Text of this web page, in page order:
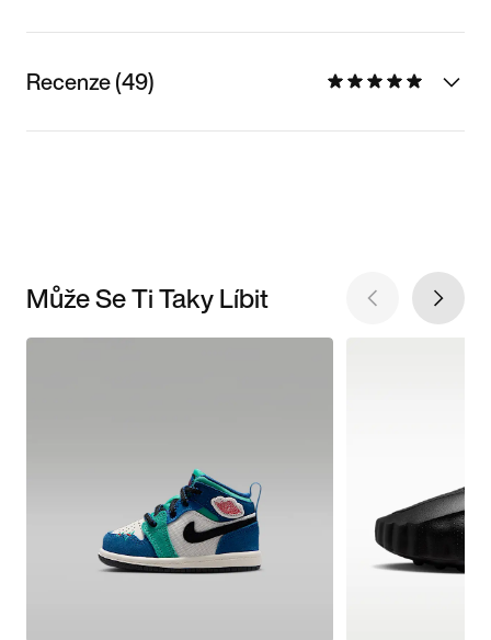
Recenze (49)
Může Se Ti Taky Líbit